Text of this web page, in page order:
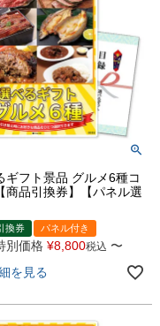
ギフト景品 グルメ6種コ
商品引換券】【パネル選
換券 パネル付き
別価格 ¥8,800税込 〜
を見る